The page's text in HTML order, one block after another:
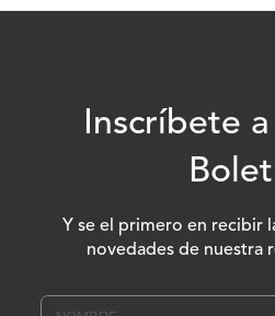
Inscríbete
Y se el primero en recibir
novedades de nuestra